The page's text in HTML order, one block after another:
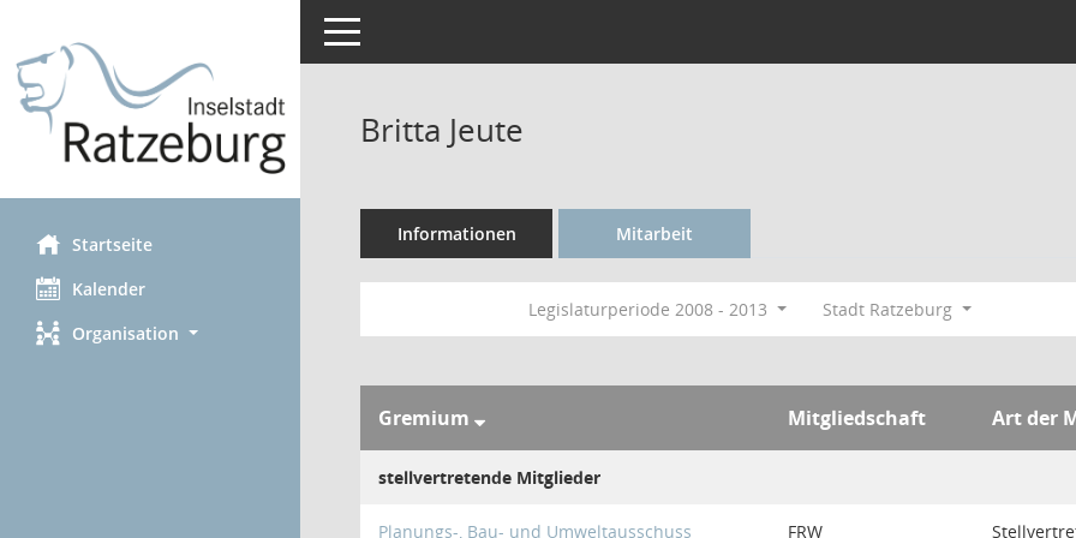
Startseite
Kalender
Organisation
Toggle navigation
Britta Jeute
Informationen Mitarbeit
Legislaturperiode 2008 - 2013 Stadt Ratzeburg
Gremium Mitgliedschaft Art der
stellvertretende Mitglieder
Planungs-, Bau- und Umweltausschuss FRW